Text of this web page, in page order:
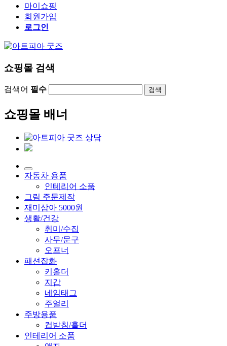
마이쇼핑
회원가입
로그인
쇼핑몰 검색
검색어 필수 검색
쇼핑몰 배너
자동차 용품
인테리어 소품
그림 주문제작
재미삼아 5000원
생활/건강
취미/수집
사무/문구
오프너
패션잡화
키홀더
지갑
네임태그
주얼리
주방용품
컵받침/홀더
인테리어 소품